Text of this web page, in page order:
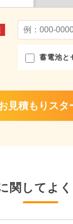
蓄電池と
見積もりスタ
関してよ